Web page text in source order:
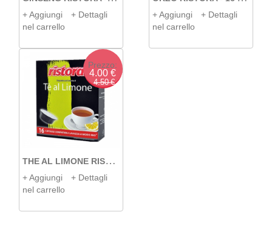
+ Aggiungi
nel carrello
+ Dettagli
+ Aggiungi
nel carrello
+ Dettagli
Prezzo:
4.00 €
4.50 €
T
HE AL LIMONE RISTORA - 16 A MODO MIO
+ Aggiungi
nel carrello
+ Dettagli